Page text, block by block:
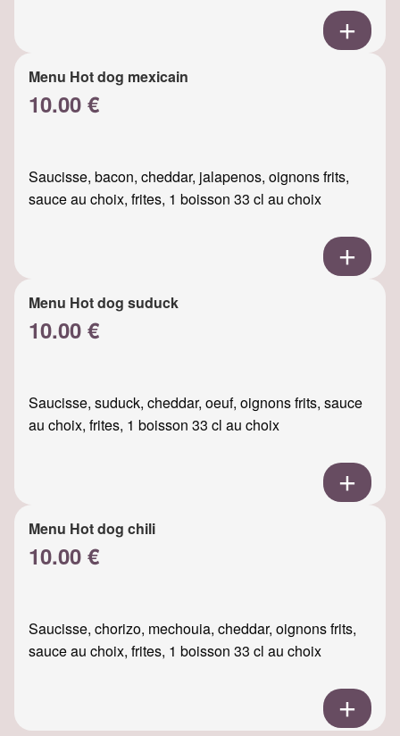
Menu Hot dog mexicain
10.00 €
Saucisse, bacon, cheddar, jalapenos, oignons frits,
sauce au choix, frites, 1 boisson 33 cl au choix
Menu Hot dog suduck
10.00 €
Saucisse, suduck, cheddar, oeuf, oignons frits, sauce
au choix, frites, 1 boisson 33 cl au choix
Menu Hot dog chili
10.00 €
Saucisse, chorizo, mechouia, cheddar, oignons frits,
sauce au choix, frites, 1 boisson 33 cl au choix